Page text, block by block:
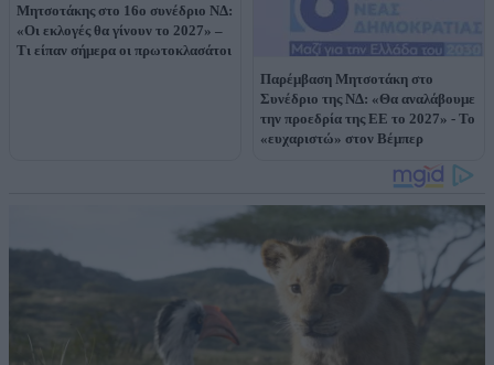
Μητσοτάκης στο 16ο συνέδριο ΝΔ:
«Οι εκλογές θα γίνουν το 2027» –
Tι είπαν σήμερα οι πρωτοκλασάτοι
Παρέμβαση Μητσοτάκη στο
Συνέδριο της ΝΔ: «Θα αναλάβουμε
την προεδρία της ΕΕ το 2027» - Το
«ευχαριστώ» στον Βέμπερ